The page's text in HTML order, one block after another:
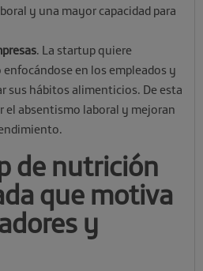
y una mayor capacidad para
. La startup quiere
en los empleados y
sus hábitos alimenticios. De esta
el absentismo laboral y mejoran
de nutrición
que motiva
y